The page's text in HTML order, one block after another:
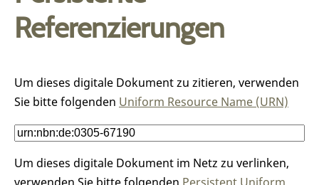
Referenzierungen
Um dieses digitale Dokument zu zitieren, verwenden
Sie bitte folgenden Uniform Resource Name (URN)
Um dieses digitale Dokument im Netz zu verlinken,
verwenden Sie bitte folgenden Persistent Uniform